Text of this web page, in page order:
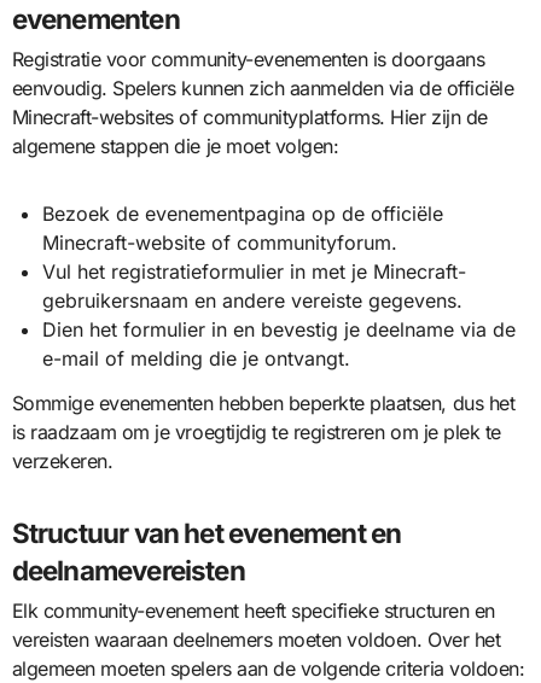
evenementen
Registratie voor community-evenementen is doorgaans
eenvoudig. Spelers kunnen zich aanmelden via de officiële
Minecraft-websites of communityplatforms. Hier zijn de
algemene stappen die je moet volgen:
Bezoek de evenementpagina op de officiële
Minecraft-website of communityforum.
Vul het registratieformulier in met je Minecraft-
gebruikersnaam en andere vereiste gegevens.
Dien het formulier in en bevestig je deelname via de
e-mail of melding die je ontvangt.
Sommige evenementen hebben beperkte plaatsen, dus het
is raadzaam om je vroegtijdig te registreren om je plek te
verzekeren.
Structuur van het evenement en
deelnamevereisten
Elk community-evenement heeft specifieke structuren en
vereisten waaraan deelnemers moeten voldoen. Over het
algemeen moeten spelers aan de volgende criteria voldoen: